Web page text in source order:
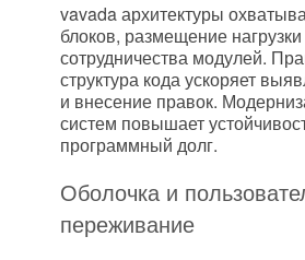
vavada архитектуры
блоков, размещение
сотрудничества модулей.
структура кода ускоряет
и внесение правок.
систем повышает
программный долг.
Оболочка и
переживание